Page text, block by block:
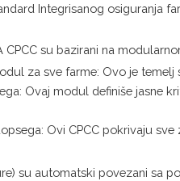
Integrisanog osiguranja
CPCC su bazirani na
za sve farme: Ovo je
Ovaj modul definiše jasne
Ovi CPCC pokrivaju
su automatski povezani sa